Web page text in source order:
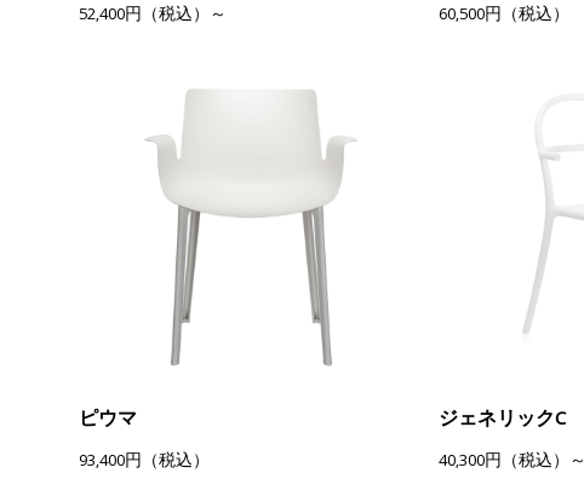
52,400円（税込）～ 60,500円（税込）
ピウマ
93,400円（税込）
ジェネリックC
40,300円（税込）～